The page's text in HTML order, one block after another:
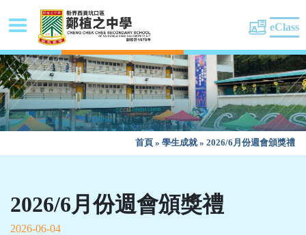
eClass
首頁 » 學生成就» 2026/6月份週會頒獎禮
2026/6月份週會頒獎禮
2026-06-04